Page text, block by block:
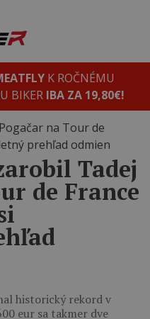
K ROČNÉMU
BIKER IBA ZA 19,80€!
Tadej
de France
historický rekord v
eur sa takmer dve